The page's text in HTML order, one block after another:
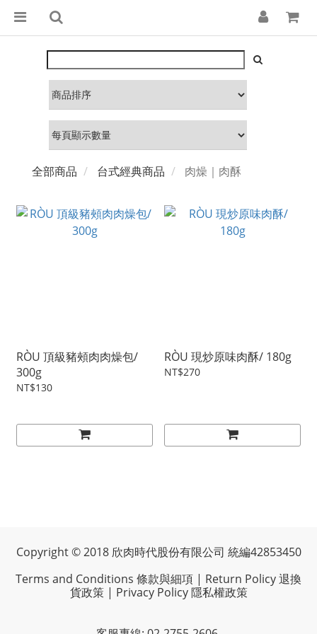
全部商品 台式經典商品 肉燥｜肉酥
RÒU 頂級豬頰肉肉燥包/
300g
NT$130
RÒU 現炒原味肉酥/ 180g
NT$270
Copyright © 2018 欣肉時代股份有限公司 統編42853450
Terms and Conditions 條款與細項 | Return Policy 退換
貨政策| Privacy Policy 隱私權政策